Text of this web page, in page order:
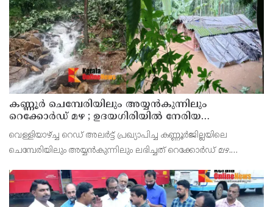
കണ്ണൂർ ചെമ്പേരിയിലും അയ്യൻകുന്നിലും
റെക്കോർഡ് മഴ ; ഉദയഗിരിയിൽ നേരിയ
ഉരുൾപൊട്ടൽ; 13 പേരെ ക്യാമ്പിലേക്ക് മാറ്റി
വെള്ളിയാഴ്ച്ച റെഡ് അലർട്ട് പ്രഖ്യാപിച്ച കണ്ണൂർജില്ലയിലെ
ചെമ്പേരിയിലും അയ്യൻകുന്നിലും ലഭിച്ചത് റെക്കോർഡ് മഴ.
മില്ലിമീറ്റർ മഴ ആ സമയം സംസ്ഥാനത്ത